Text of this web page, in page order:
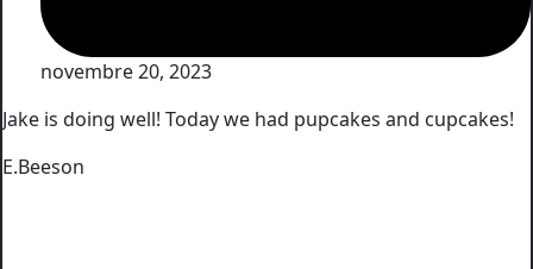
novembre 20, 2023
Jake is doing well! Today we had pupcakes and cupcakes!
E.Beeson